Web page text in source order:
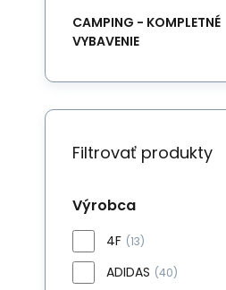
CAMPING - KOMPLETNÉ
VYBAVENIE
Filtrovať produkty
Výrobca
4F (13)
ADIDAS (40)